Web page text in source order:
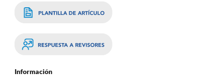
Información